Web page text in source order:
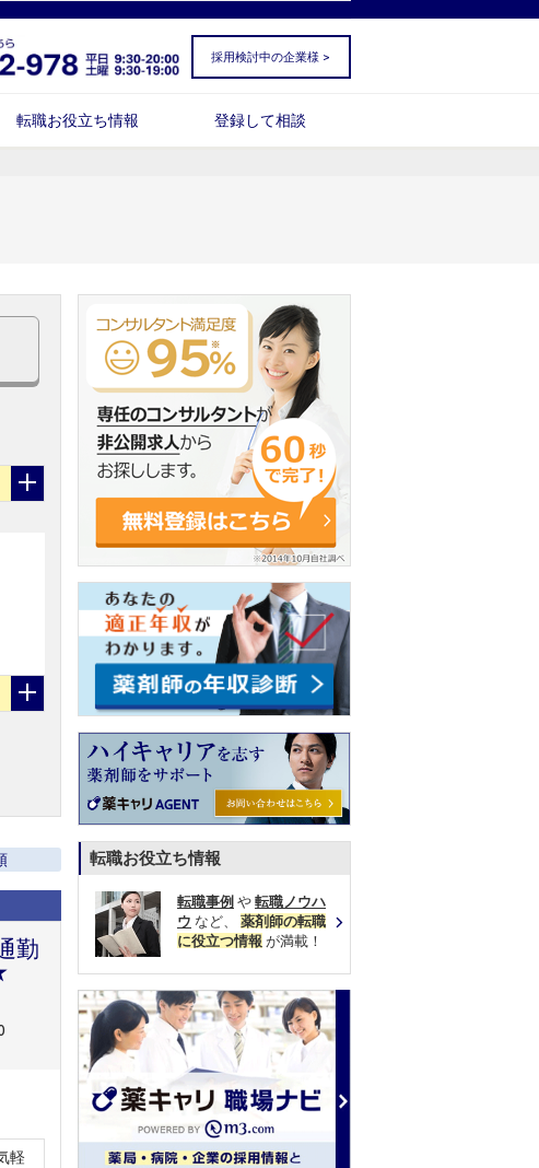
採用検討中の企業様 >
転職お役立ち情報 登録して相談
勤
軽
転職お役立ち情報
転職事例 や 転職ノウハ
ウ など、 薬剤師の転職
に役立つ情報 が満載！